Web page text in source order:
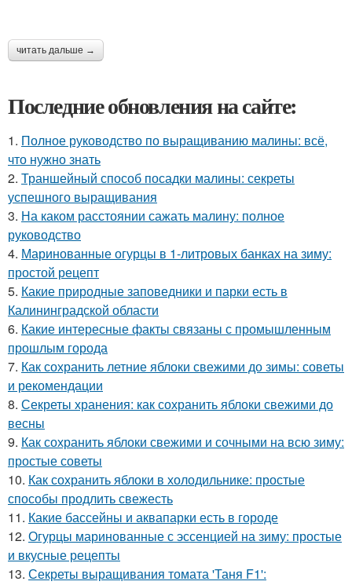
читать дальше →
Последние обновления на сайте:
1. Полное руководство по выращиванию малины: всё,
что нужно знать
2. Траншейный способ посадки малины: секреты
успешного выращивания
3. На каком расстоянии сажать малину: полное
руководство
4. Маринованные огурцы в 1-литровых банках на зиму:
простой рецепт
5. Какие природные заповедники и парки есть в
Калининградской области
6. Какие интересные факты связаны с промышленным
прошлым города
7. Как сохранить летние яблоки свежими до зимы: советы
и рекомендации
8. Секреты хранения: как сохранить яблоки свежими до
весны
9. Как сохранить яблоки свежими и сочными на всю зиму:
простые советы
10. Как сохранить яблоки в холодильнике: простые
способы продлить свежесть
11. Какие бассейны и аквапарки есть в городе
12. Огурцы маринованные с эссенцией на зиму: простые
и вкусные рецепты
13. Секреты выращивания томата 'Таня F1':